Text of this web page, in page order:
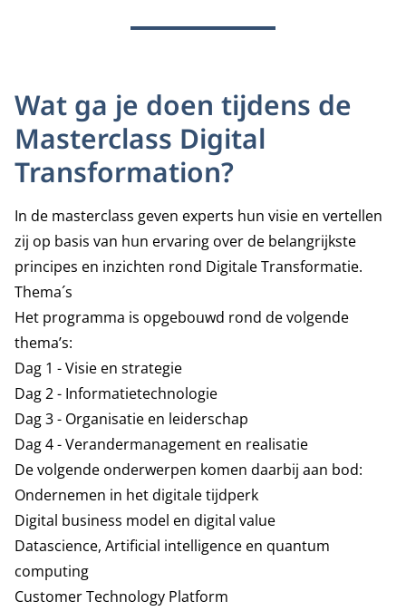
Wat ga je doen tijdens de
Masterclass Digital
Transformation?
In de masterclass geven experts hun visie en vertellen
zij op basis van hun ervaring over de belangrijkste
principes en inzichten rond Digitale Transformatie.
Thema´s
Het programma is opgebouwd rond de volgende
thema’s:
Dag 1 - Visie en strategie
Dag 2 - Informatietechnologie
Dag 3 - Organisatie en leiderschap
Dag 4 - Verandermanagement en realisatie
De volgende onderwerpen komen daarbij aan bod:
Ondernemen in het digitale tijdperk
Digital business model en digital value
Datascience, Artificial intelligence en quantum
computing
Customer Technology Platform